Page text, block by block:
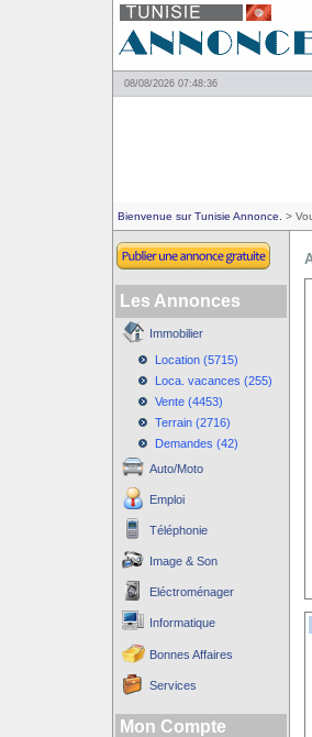
08/08/2026 07:48:36
Bienvenue sur Tunisie Annonce. >
Les Annonces
Immobilier
Location (5715)
Loca. vacances (255)
Vente (4453)
Terrain (2716)
Demandes (42)
Auto/Moto
Emploi
Téléphonie
Image & Son
Eléctroménager
Informatique
Bonnes Affaires
Services
Mon Compte